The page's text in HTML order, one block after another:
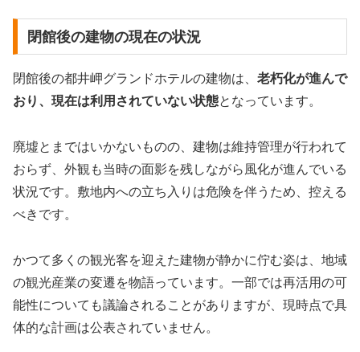
閉館後の建物の現在の状況
閉館後の都井岬グランドホテルの建物は、 老朽化が進んで
おり、現在は利用されていない状態となっています。
廃墟とまではいかないものの、建物は維持管理が行われて
おらず、外観も当時の面影を残しながら風化が進んでいる
状況です。敷地内への立ち入りは危険を伴うため、控える
べきです。
かつて多くの観光客を迎えた建物が静かに佇む姿は、地域
の観光産業の変遷を物語っています。一部では再活用の可
能性についても議論されることがありますが、現時点で具
体的な計画は公表されていません。